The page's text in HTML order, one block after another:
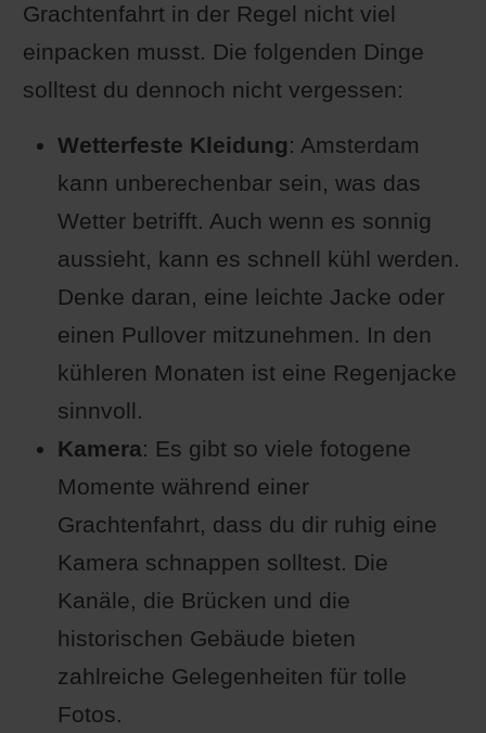
Grachtenfahrt in der Regel nicht viel
einpacken musst. Die folgenden Dinge
solltest du dennoch nicht vergessen:
Wetterfeste Kleidung: Amsterdam
kann unberechenbar sein, was das
Wetter betrifft. Auch wenn es sonnig
aussieht, kann es schnell kühl werden.
Denke daran, eine leichte Jacke oder
einen Pullover mitzunehmen. In den
kühleren Monaten ist eine Regenjacke
sinnvoll.
Kamera: Es gibt so viele fotogene
Momente während einer
Grachtenfahrt, dass du dir ruhig eine
Kamera schnappen solltest. Die
Kanäle, die Brücken und die
historischen Gebäude bieten
zahlreiche Gelegenheiten für tolle
Fotos.